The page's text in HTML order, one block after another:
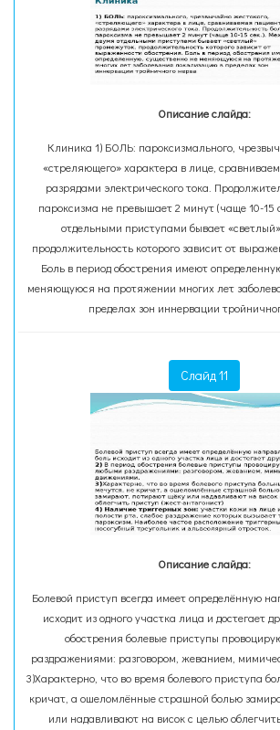
Описание слайда:
Клиника 1) БОЛЬ: пароксизмального,
«стреляющего» характера в лице,
разрядами электрического тока.
пароксизма не превышает 2 минут (чаще 10-15
отдельными приступами бывает
продолжительность которого зависит от
Боль в период обострения имеют
меняющуюся на протяжении многих лет
пределах зон иннервации
Слайд 11
Описание слайда:
Болевой приступ всегда имеет определённую
исходит из одного участка лица и достегает
обострения болевые приступы
раздражениями: разговором, жеванием,
3)Характерно, что во время болевого приступа
кричат, а ошеломлённые страшной болью
или надавливают на висок с целью